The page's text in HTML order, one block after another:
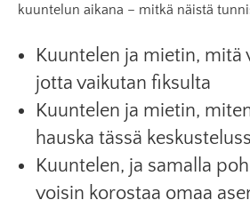
kuuntelun aikana – mitkä näistä
Kuuntelen ja mietin, mitä
jotta vaikutan fiksulta
Kuuntelen ja mietin,
hauska tässä
Kuuntelen, ja samalla
voisin korostaa omaa